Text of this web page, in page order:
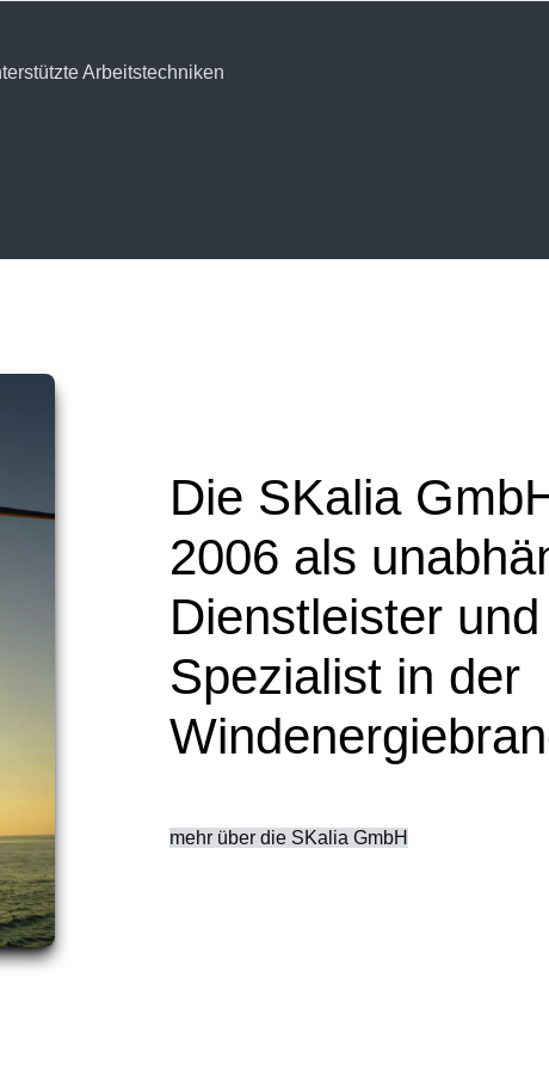
Arbeitstechniken
Die SKalia
2006 als
Dienstleister und
Spezialist in der
mehr über die SKalia GmbH